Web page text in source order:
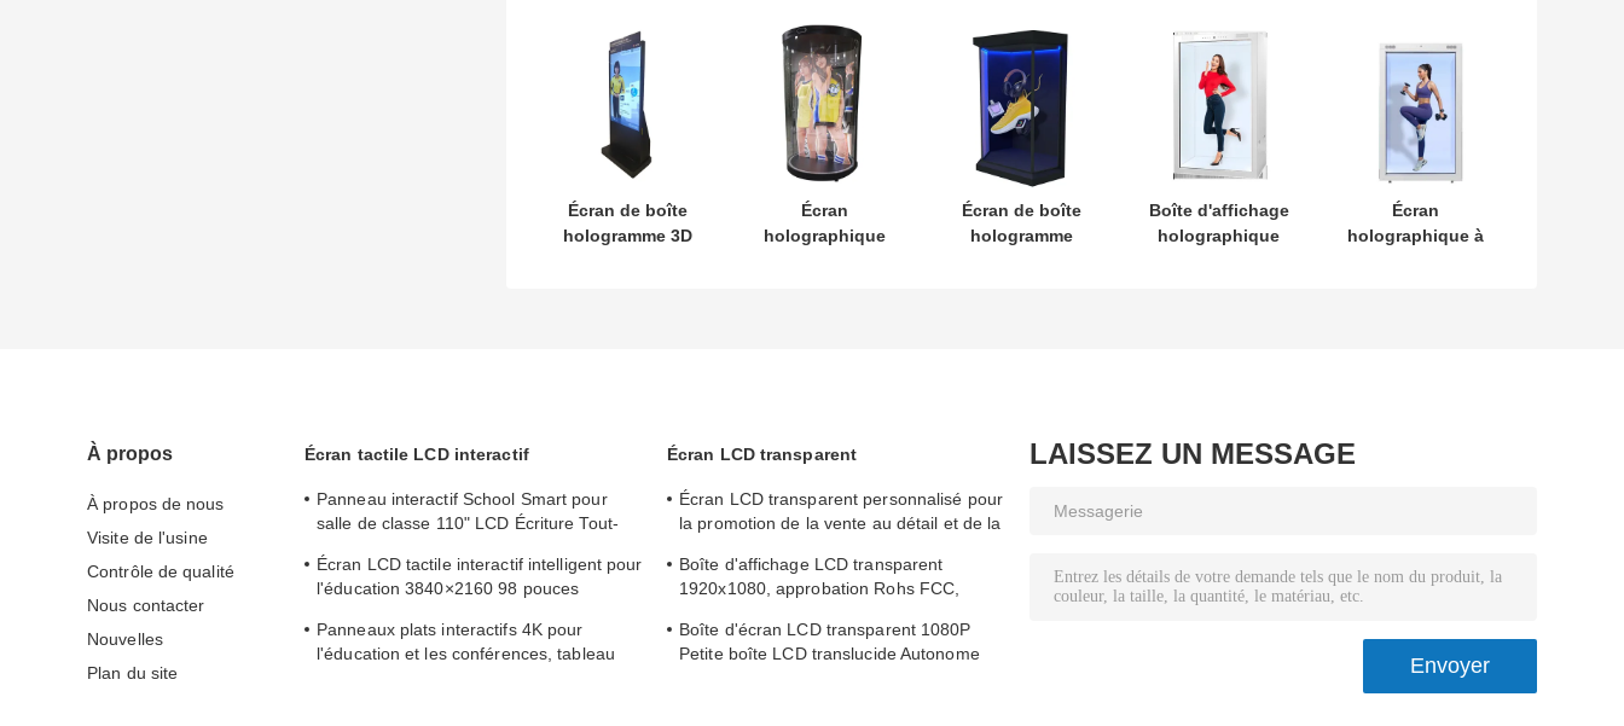
Écran de boîte
hologramme 3D
Écran
holographique
Écran de boîte
hologramme
Boîte d'affichage
holographique
Écran
holographique à
À propos
À propos de nous
Visite de l'usine
Contrôle de qualité
Nous contacter
Nouvelles
Plan du site
Écran tactile LCD interactif
Panneau interactif School Smart pour
salle de classe 110" LCD Écriture Tout-
Écran LCD tactile interactif intelligent pour
l'éducation 3840×2160 98 pouces
Panneaux plats interactifs 4K pour
l'éducation et les conférences, tableau
Écran LCD transparent
Écran LCD transparent personnalisé pour
la promotion de la vente au détail et de la
réponse
Boîte d'affichage LCD transparent
1920x1080, approbation Rohs FCC,
Boîte d'écran LCD transparent 1080P
Petite boîte LCD translucide Autonome
LAISSEZ UN MESSAGE